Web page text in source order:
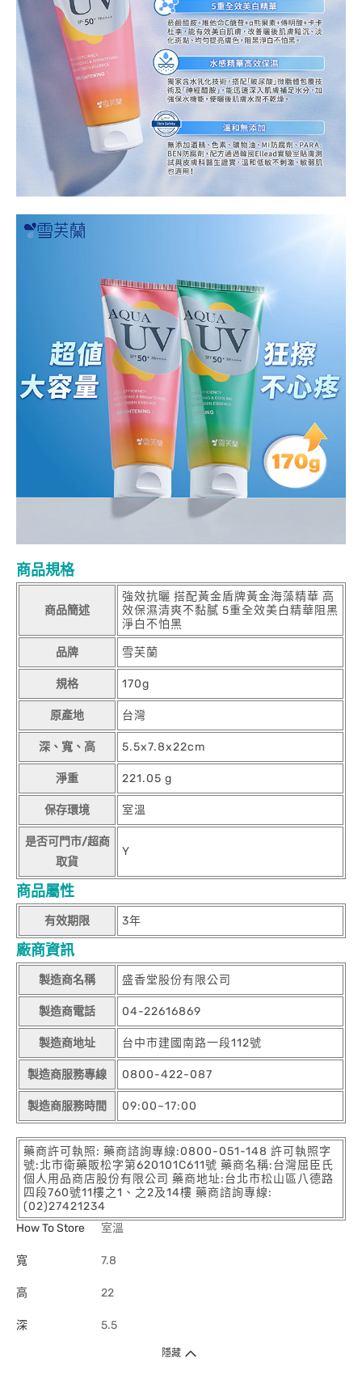
商品規格
商品簡述
強效抗曬 搭配黃金盾牌黃金海藻精華 高
效保濕清爽不黏膩 5重全效美白精華阻黑
淨白不怕黑
品牌 雪芙蘭
規格 170g
原產地 台灣
深、寬、高 5.5x7.8x22cm
淨重 221.05 g
保存環境 室溫
是否可門市/超商
取貨
Y
商品屬性
有效期限 3年
廠商資訊
製造商名稱 盛香堂股份有限公司
製造商電話 04-22616869
製造商地址 台中市建國南路一段112號
製造商服務專線 0800-422-087
製造商服務時間 09:00~17:00
藥商許可執照: 藥商諮詢專線:0800-051-148 許可執照字
號:北市衛藥販松字第620101C611號 藥商名稱:台灣屈臣氏
個人用品商店股份有限公司 藥商地址:台北市松山區八德路
四段760號11樓之1、之2及14樓 藥商諮詢專線:
(02)27421234
How To Store
室溫
寬 7.8
高 22
深 5.5
隱藏